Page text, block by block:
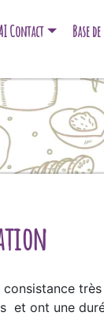
Contact Base
et ont une